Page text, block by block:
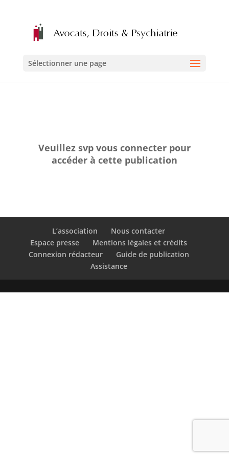
Sélectionner une page
Veuillez svp vous connecter pour
accéder à cette publication
L’association
Nous contacter
Espace presse
Mentions légales et crédits
Connexion rédacteur
Guide de publication
Assistance